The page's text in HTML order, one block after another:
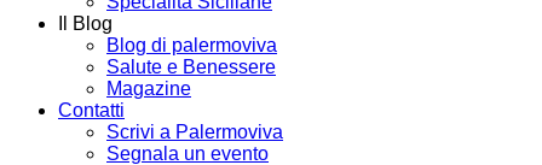
Il Blog
Blog di palermoviva
Salute e Benessere
Magazine
Contatti
Scrivi a Palermoviva
Segnala un evento